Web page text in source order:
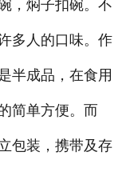
联系我们
，焖子扣碗。不
多人的口味。作
半成品，在食用
简单方便。而
包装，携带及存